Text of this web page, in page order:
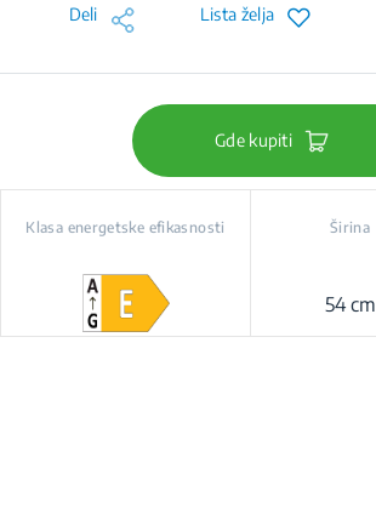
Deli Lista želja
Gde kupiti
Klasa energetske efikasnosti Širina
54 cm